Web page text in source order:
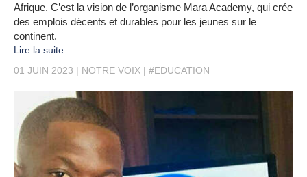
Afrique. C’est la vision de l’organisme Mara Academy, qui crée
des emplois décents et durables pour les jeunes sur le
continent.
Lire la suite...
01 JUIN 2023
NOTRE VOIX #EDUCATION